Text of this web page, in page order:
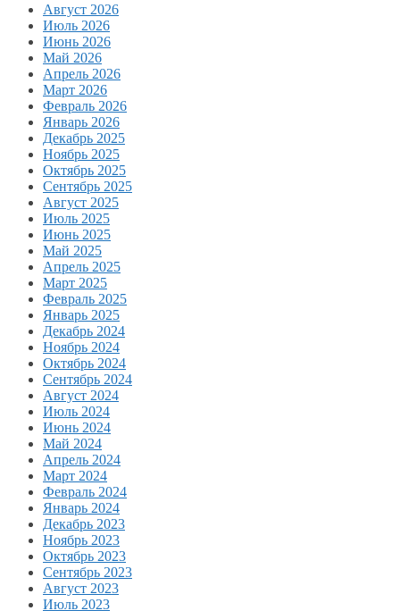
Август 2026
Июль 2026
Июнь 2026
Май 2026
Апрель 2026
Март 2026
Февраль 2026
Январь 2026
Декабрь 2025
Ноябрь 2025
Октябрь 2025
Сентябрь 2025
Август 2025
Июль 2025
Июнь 2025
Май 2025
Апрель 2025
Март 2025
Февраль 2025
Январь 2025
Декабрь 2024
Ноябрь 2024
Октябрь 2024
Сентябрь 2024
Август 2024
Июль 2024
Июнь 2024
Май 2024
Апрель 2024
Март 2024
Февраль 2024
Январь 2024
Декабрь 2023
Ноябрь 2023
Октябрь 2023
Сентябрь 2023
Август 2023
Июль 2023